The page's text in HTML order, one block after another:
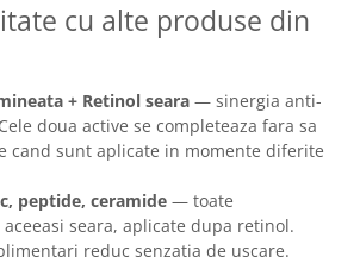
cu alte produse din
+ Retinol seara — sinergia anti-
doua active se completeaza fara sa
cand sunt aplicate in momente diferite
peptide, ceramide — toate
seara, aplicate dupa retinol.
reduc senzatia de uscare.